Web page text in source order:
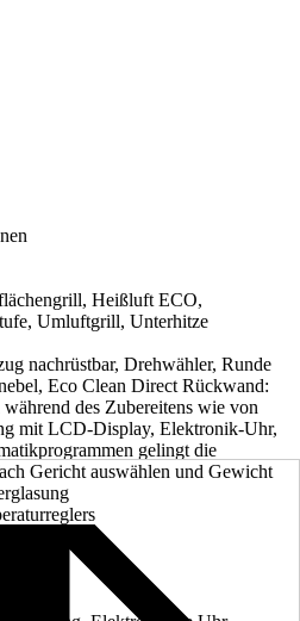
Heißluft ECO,
Umluftgrill, Unterhitze
nachrüstbar, Drehwähler, Runde
Eco Clean Direct Rückwand:
des Zubereitens wie von
mit LCD-Display, Elektronik-Uhr,
gelingt die
Gericht auswählen und Gewicht